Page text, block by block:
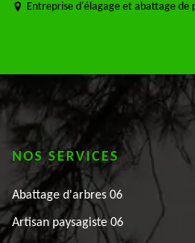
Entreprise d'élagage et abattage de
NOS SERVICES
Abattage d'arbres 06
Artisan paysagiste 06